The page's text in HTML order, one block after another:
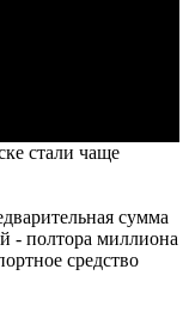
стали чаще
сумма
- полтора миллиона
средство